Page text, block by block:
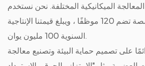
الميكانيكية المختلفة. نحن نستخدم
قوة عاملة مخصصة تضم 120 موظفًا ، ويبلغ قيمتنا الإنتاجية
السنوية 100 مليون يوان.
على تصميم حماية البيئة وتصنيع معالجة